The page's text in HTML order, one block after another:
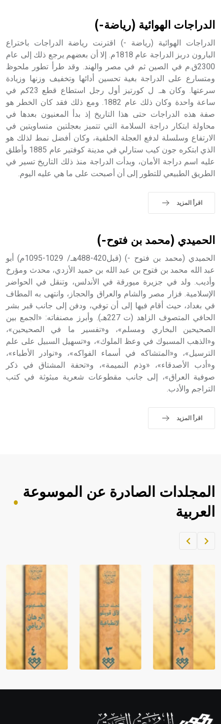
- هل تعلم أن أبجر Abgar اسم معروف جيداً يعود إلى عدد من
الملوك الذين حكموا مدينة إديسا (الرها) من أبجر الأول وحتى
التاسع، وهم ينتسبون إلى أسرة أوسروين
- هل تعلم أن الأبجدية الكنعانية تتألف من /22/ علامة كتابية
sign تكتب منفصلة غير متصلة، وتعتمد المبدأ الأكوروفوني،
حيث تقتصر القيمة الصوتية للعلامة الك
الدراجات الهوائية (رياضة-)
الدراجات الهوائية (رياضة -) اقترنت رياضة الدراجات باختراع
البارون دربز الدراجة عام 1818م. إلا أن بعضهم يرجع ذلك إلى عام
2300ق.م في الصين ثم في مصر والهند. وقد طرأ تطور ملحوظ
ومتسارع على الدراجة بغية تحسين أدائها وتخفيف وزنها وزيادة
سرعتها. وكان هـ. ل كورتيز أول رجل استطاع قطع 23كم في
ساعة واحدة وكان ذلك عام 1882. ومع ذلك فقد كان الخطر هو
صفة هذه الدراجات حتى هذا التاريخ إذ بدأ المعنيون بعدها في
محاولة ابتكار دراجة السلامة التي تتميز بعجلتين متساويتين في
الارتفاع وسلسلة لدفع العجلة الخلفية، وكان أفضل نمط لذلك هو
الذي ابتكره جون كيب ستارلي في مدينة كوفتير عام 1885 وأطلق
عليه اسم دراجة الأمان، وبدأت الدراجة منذ ذلك التاريخ تسير في
الطريق الطبيعي للتطور إلى أن أصبحت على ما هي عليه اليوم.
اقرأ المزيد
الحميدي (محمد بن فتوح-)
الحميدي (محمد بن فتوح -) (قبل420-488هـ/ 1029-1095م) أبو
عبد الله محمد بن فتوح بن عبد الله بن حميد الأزدي، محدث ومؤرخ
وأديب. ولد في جزيرة ميورقة في الأندلس، وتنقل في الحواضر
الإسلامية. فزار مصر والشام والعراق والحجاز، وانتهى به المطاف
في بغداد، حيث أقام فيها إلى أن توفي، ودفن إلى جانب قبر بشر
الحافي المتصوف الزاهد (ت 227هـ). وأبرز مصنفاته: «الجمع بين
الصحيحين البخاري ومسلم»، و«تفسير ما في الصحيحين»،
و«الذهب المسبوك في وعظ الملوك»، و«تسهيل السبيل على علم
الترسيل»، و«المتشاكه في أسماء الفواكه»، و«نوادر الأطباء»،
و«أدب الأصدقاء»، «وذم النميمة»، و«تحفة المشتاق في ذكر
صوفية العراق»، إلى جانب مقطوعات شعرية مبثوثة في كتب
التراجم والأدب.
اقرأ المزيد
المجلدات الصادرة عن الموسوعة
العربية